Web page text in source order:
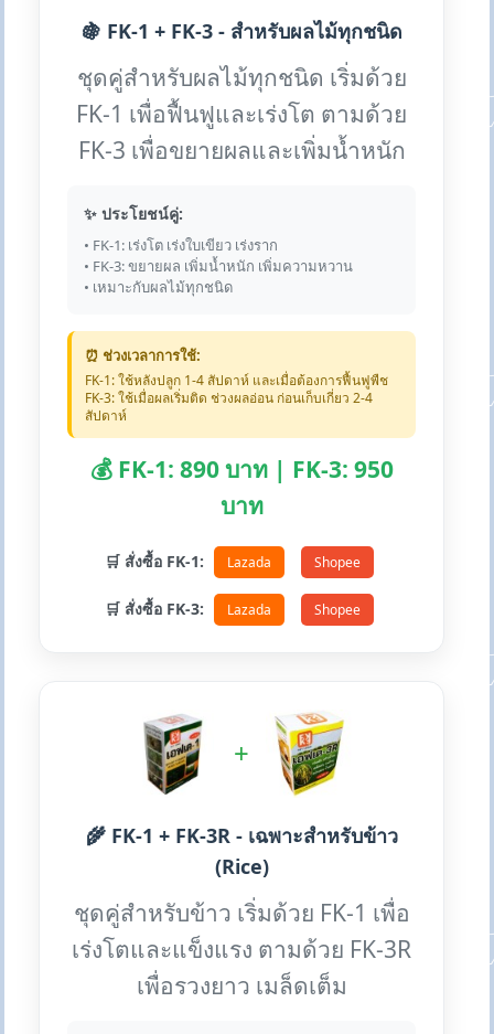
🍇 FK-1 + FK-3 - สำหรับผลไม้ทุกชนิด
ชุดคู่สำหรับผลไม้ทุกชนิด เริ่มด้วย
FK-1 เพื่อฟื้นฟูและเร่งโต ตามด้วย
FK-3 เพื่อขยายผลและเพิ่มน้ำหนัก
✨ ประโยชน์คู่:
• FK-1: เร่งโต เร่งใบเขียว เร่งราก
• FK-3: ขยายผล เพิ่มน้ำหนัก เพิ่มความหวาน
• เหมาะกับผลไม้ทุกชนิด
⏰ ช่วงเวลาการใช้:
FK-1: ใช้หลังปลูก 1-4 สัปดาห์ และเมื่อต้องการฟื้นฟูพืช
FK-3: ใช้เมื่อผลเริ่มติด ช่วงผลอ่อน ก่อนเก็บเกี่ยว 2-4
สัปดาห์
💰 FK-1: 890 บาท | FK-3: 950
บาท
🛒 สั่งซื้อ FK-1: Lazada Shopee
🛒 สั่งซื้อ FK-3: Lazada Shopee
+
🌾 FK-1 + FK-3R - เฉพาะสำหรับข้าว
(Rice)
ชุดคู่สำหรับข้าว เริ่มด้วย FK-1 เพื่อ
เร่งโตและแข็งแรง ตามด้วย FK-3R
เพื่อรวงยาว เมล็ดเต็ม